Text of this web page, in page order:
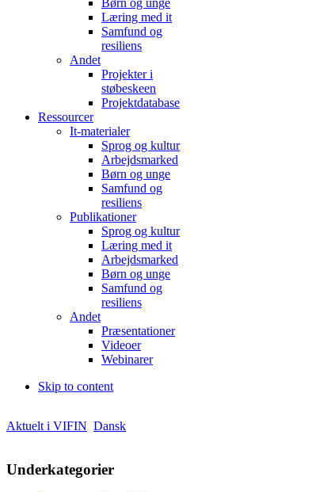
Læring med it
Samfund og
resiliens
Andet
Projekter i
støbeskeen
Projektdatabase
Ressourcer
It-materialer
Sprog og kultur
Arbejdsmarked
Børn og unge
Samfund og
resiliens
Publikationer
Sprog og kultur
Læring med it
Arbejdsmarked
Børn og unge
Samfund og
resiliens
Andet
Præsentationer
Videoer
Webinarer
Skip to content
Aktuelt i VIFIN Dansk
Underkategorier